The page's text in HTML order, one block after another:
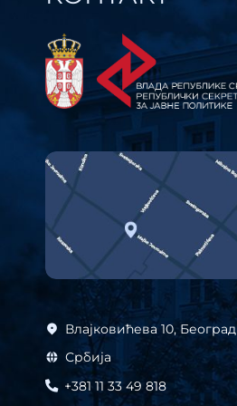
Влајковићева 10, Београд
Србија
+381 11 33 49 818